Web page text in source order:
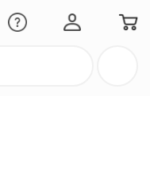
Minha Conta